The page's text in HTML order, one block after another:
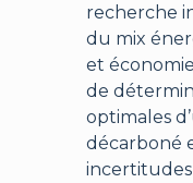
recherche
du mix
et
de
optimales
décarboné